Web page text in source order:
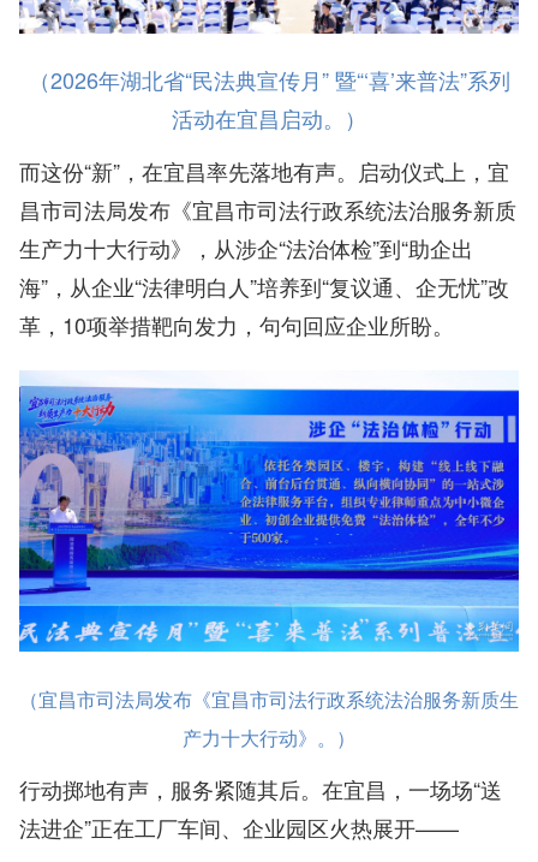
（2026年湖北省“民法典宣传月” 暨“‘喜’来普法”系列
活动在宜昌启动。）
而这份“新”，在宜昌率先落地有声。启动仪式上，宜
昌市司法局发布《宜昌市司法行政系统法治服务新质
生产力十大行动》，从涉企“法治体检”到“助企出
海”，从企业“法律明白人”培养到“复议通、企无忧”改
革，10项举措靶向发力，句句回应企业所盼。
（宜昌市司法局发布《宜昌市司法行政系统法治服务新质生
产力十大行动》。）
行动掷地有声，服务紧随其后。在宜昌，一场场“送
法进企”正在工厂车间、企业园区火热展开——